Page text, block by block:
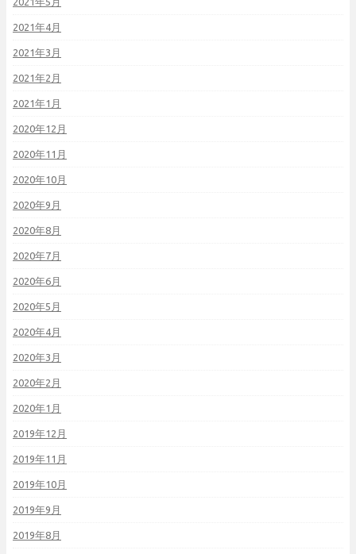
2021年4月
2021年3月
2021年2月
2021年1月
2020年12月
2020年11月
2020年10月
2020年9月
2020年8月
2020年7月
2020年6月
2020年5月
2020年4月
2020年3月
2020年2月
2020年1月
2019年12月
2019年11月
2019年10月
2019年9月
2019年8月